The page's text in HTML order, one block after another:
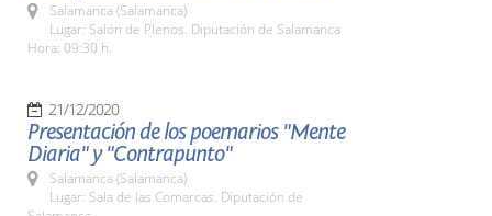
Salamanca (Salamanca)
Lugar: Salón de Plenos. Diputación de Salamanca
Hora: 09:30 h.
21/12/2020
Presentación de los poemarios "Mente
Diaria" y "Contrapunto"
Salamanca (Salamanca)
Lugar: Sala de las Comarcas. Diputación de